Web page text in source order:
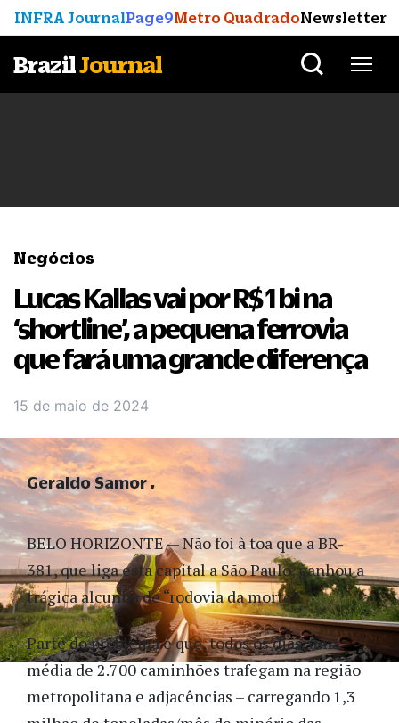
INFRA JournalPage9Metro QuadradoNewsletter
BrazilJournal
Negócios
Lucas Kallas vai por R$ 1 bi na
‘shortline’, a pequena ferrovia
que fará uma grande diferença
15 de maio de 2024
BELO HORIZONTE — Não foi à toa que a BR-
381, que liga esta capital a São Paulo, ganhou a
trágica alcunha de “rodovia da morte”.
Parte do problema é que, todos os dias, uma
média de 2.700 caminhões trafegam na região
metropolitana e adjacências – carregando 1,3
Geraldo Samor